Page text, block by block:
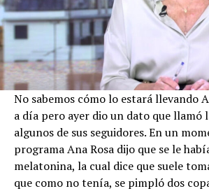
No sabemos cómo lo estará llevando
a día pero ayer dio un dato que llamó
algunos de sus seguidores. En un
programa Ana Rosa dijo que se le
melatonina, la cual dice que suele
que como no tenía, se pimpló dos